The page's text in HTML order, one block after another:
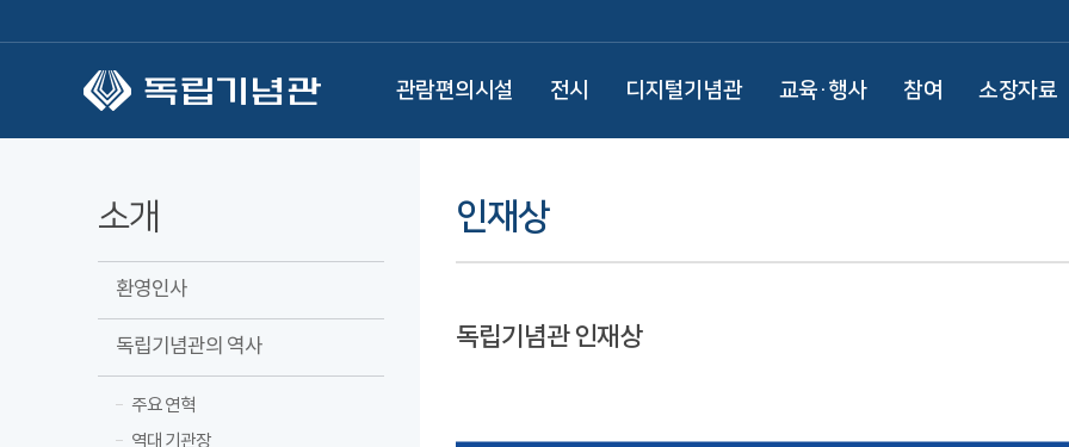
관람편의시설 전시 디지털기념관 교육·행사 참여 소장자료
소개
환영인사
독립기념관의 역사
주요 연혁
역대 기관장
인재상
독립기념관 인재상